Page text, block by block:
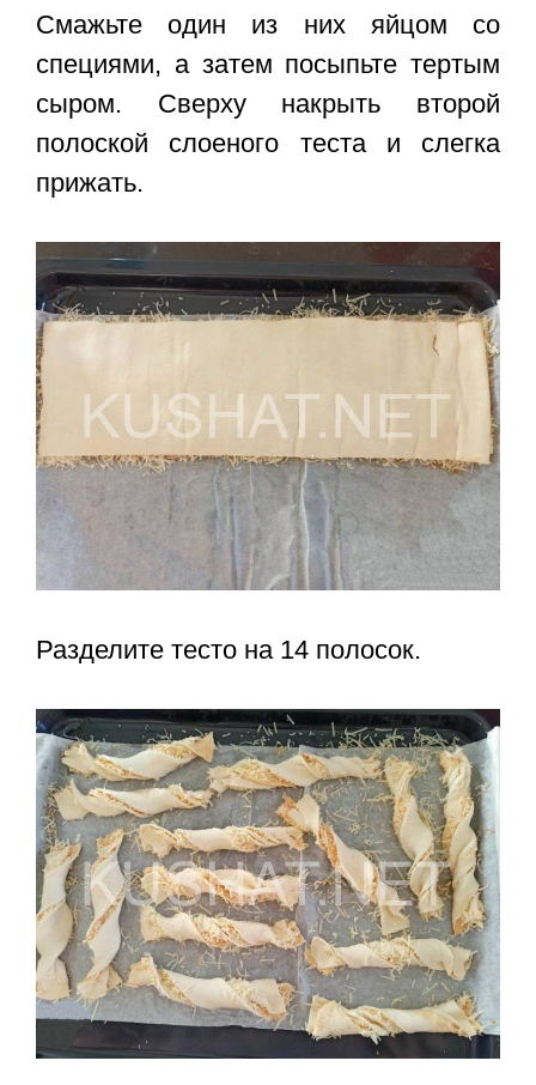
Смажьте один из них яйцом со
специями, а затем посыпьте тертым
сыром. Сверху накрыть второй
полоской слоеного теста и слегка
прижать.
Разделите тесто на 14 полосок.